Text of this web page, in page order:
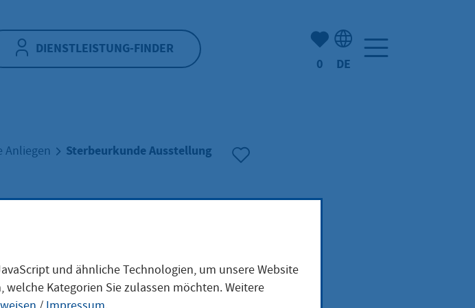
DIENSTLEISTUNG-FINDER
Anzahl der gemerkten
0 DE
Anliegen Sterbeurkunde Ausstellung
und ähnliche Technologien, um unsere Website
Kategorien Sie zulassen möchten. Weitere